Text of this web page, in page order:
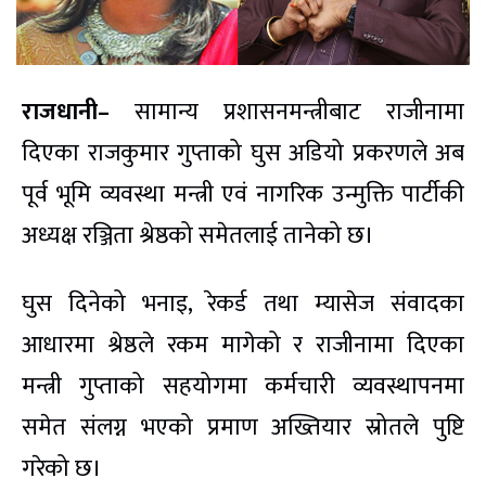
राजधानी– सामान्य प्रशासनमन्त्रीबाट राजीनामा
दिएका राजकुमार गुप्ताको घुस अडियो प्रकरणले अब
पूर्व भूमि व्यवस्था मन्त्री एवं नागरिक उन्मुक्ति पार्टीकी
अध्यक्ष रञ्जिता श्रेष्ठको समेतलाई तानेको छ।
घुस दिनेको भनाइ, रेकर्ड तथा म्यासेज संवादका
आधारमा श्रेष्ठले रकम मागेको र राजीनामा दिएका
मन्त्री गुप्ताको सहयोगमा कर्मचारी व्यवस्थापनमा
समेत संलग्न भएको प्रमाण अख्तियार स्रोतले पुष्टि
गरेको छ।